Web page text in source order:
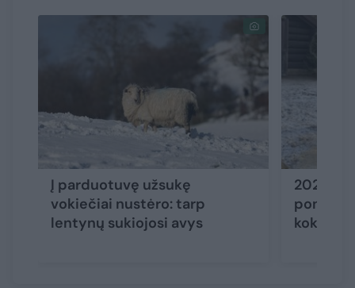
Į parduotuvę užsukę
vokiečiai nustėro: tarp
lentynų sukiojosi avys
2026-
poniai
kokie